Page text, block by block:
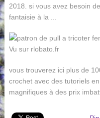
2018. si vous avez besoin
fantaisie à la ...
Vu sur rlobato.fr
vous trouverez ici plus de
crochet avec des tutoriels
magnifiques à des prix